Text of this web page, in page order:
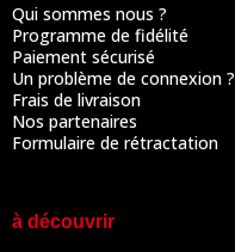
Qui sommes nous ?
Programme de fidélité
Paiement sécurisé
Un problème de connexion ?
Frais de livraison
Nos partenaires
Formulaire de rétractation
à découvrir